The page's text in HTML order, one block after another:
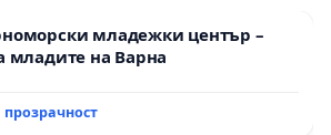
младежки център –
младите на Варна